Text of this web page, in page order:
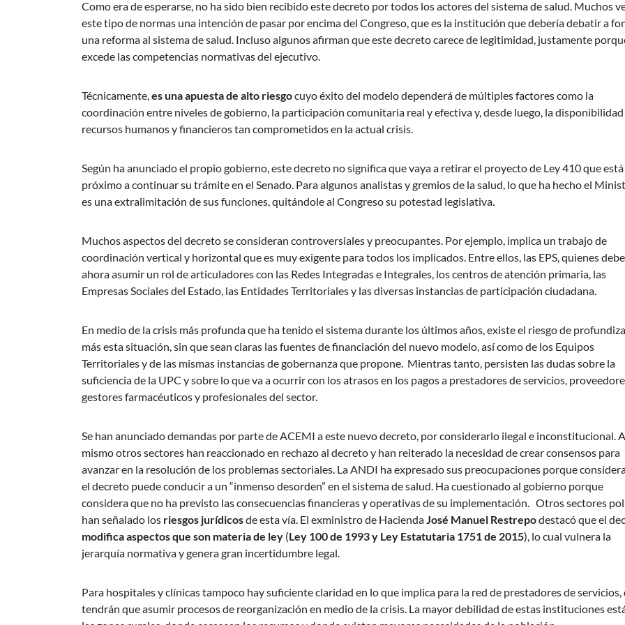
Como era de esperarse, no ha sido bien recibido este decreto por todos los actores del sistema de salud. Muchos
este tipo de normas una intención de pasar por encima del Congreso, que es la institución que debería debatir a
una reforma al sistema de salud. Incluso algunos afirman que este decreto carece de legitimidad, justamente
excede las competencias normativas del ejecutivo.
Técnicamente, es una apuesta de alto riesgocuyo éxito del modelo dependerá de múltiples factores como la
coordinación entre niveles de gobierno, la participación comunitaria real y efectiva y, desde luego, la
recursos humanos y financieros tan comprometidos en la actual crisis.
Según ha anunciado el propio gobierno, este decreto no significa que vaya a retirar el proyecto de Ley 410 que está
próximo a continuar su trámite en el Senado. Para algunos analistas y gremios de la salud, lo que ha hecho el
es una extralimitación de sus funciones, quitándole al Congreso su potestad legislativa.
Muchos aspectos del decreto se consideran controversiales y preocupantes. Por ejemplo, implica un trabajo de
coordinación vertical y horizontal que es muy exigente para todos los implicados. Entre ellos, las EPS, quienes
ahora asumir un rol de articuladores con las Redes Integradas e Integrales, los centros de atención primaria, las
Empresas Sociales del Estado, las Entidades Territoriales y las diversas instancias de participación ciudadana.
En medio de la crisis más profunda que ha tenido el sistema durante los últimos años, existe el riesgo de
más esta situación, sin que sean claras las fuentes de financiación del nuevo modelo, así como de los Equipos
Territoriales y de las mismas instancias de gobernanza que propone. Mientras tanto, persisten las dudas sobre la
suficiencia de la UPC y sobre lo que va a ocurrir con los atrasos en los pagos a prestadores de servicios,
gestores farmacéuticos y profesionales del sector.
Se han anunciado demandas por parte de ACEMI a este nuevo decreto, por considerarlo ilegal e inconstitucional.
mismo otros sectores han reaccionado en rechazo al decreto y han reiterado la necesidad de crear consensos para
avanzar en la resolución de los problemas sectoriales. La ANDI ha expresado sus preocupaciones porque
el decreto puede conducir a un “inmenso desorden” en el sistema de salud. Ha cuestionado al gobierno porque
considera que no ha previsto las consecuencias financieras y operativas de su implementación. Otros sectores
han señalado los riesgos jurídicosde esta vía. El exministro de Hacienda José Manuel Restrepodestacó que el
modifica aspectos que son materia de ley (Ley 100 de 1993 y Ley Estatutaria 1751 de 2015), lo cual vulnera la
jerarquía normativa y genera gran incertidumbre legal.
Para hospitales y clínicas tampoco hay suficiente claridad en lo que implica para la red de prestadores de servicios,
tendrán que asumir procesos de reorganización en medio de la crisis. La mayor debilidad de estas instituciones